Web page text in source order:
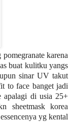
karena
buat kulitku yangs
sinar UV takut
to face banget jadi
apalagi di usia 25+
sheetmask korea
yg kental